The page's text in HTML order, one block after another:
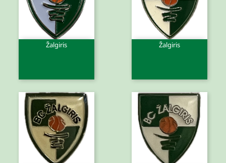
Žalgiris Žalgiris